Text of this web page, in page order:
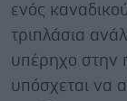
ενός
τριπλάσια
υπέρηχο στην
υπόσχεται να